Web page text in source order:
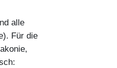
alle
Für die